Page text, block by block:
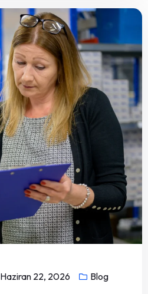
Haziran 22, 2026 Blog